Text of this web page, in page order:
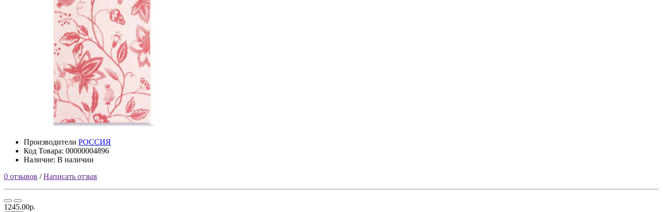
Производители РОССИЯ
Код Товара: 00000004896
Наличие: В наличии
0 отзывов /Написать отзыв
1245.00р.